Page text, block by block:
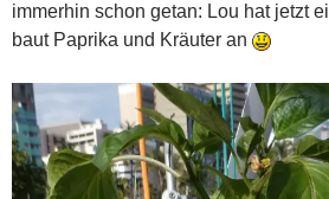
immerhin schon getan: Lou hat jetzt
baut Paprika und Kräuter an